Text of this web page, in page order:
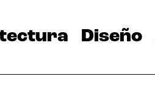
Diseño